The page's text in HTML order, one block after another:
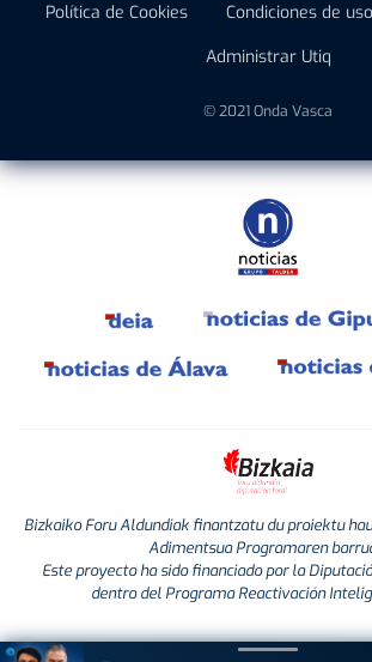
Política de Cookies
Condiciones de
Administrar Utiq
© 2021 Onda Vasca
Bizkaiko Foru Aldundiak finantzatu du proiektu
Adimentsua Programaren
Este proyecto ha sido financiado por la
dentro del Programa Reactivación